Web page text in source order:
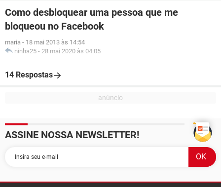
Como desbloquear uma pessoa que me
bloqueou no Facebook
maria - 18 mai 2013 às 14:54
ninha25 - 28 mai 2020 às 04:05
14 Respostas
ASSINE NOSSA NEWSLETTER!